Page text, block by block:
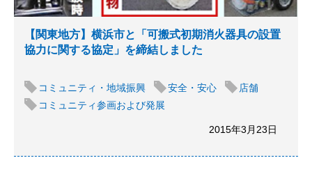
【関東地方】横浜市と「可搬式初期消火器具の設置
協力に関する協定」を締結しました
コミュニティ・地域振興 安全・安心
店舗
コミュニティ参画および発展
2015年3月23日